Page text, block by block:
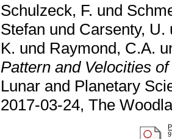
Schulzeck, F. und
Stefan und Carsenty, U.
K. und Raymond, C.A.
Pattern and Velocities
Lunar and Planetary
2017-03-24, The